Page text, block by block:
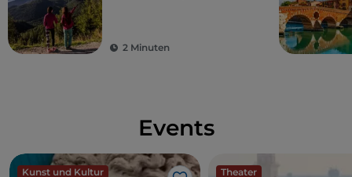
2 Minuten
Events
Kunst und Kultur Theater